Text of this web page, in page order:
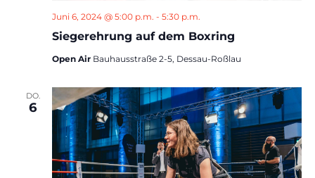
Siegerehrung auf dem Boxring
Juni 6, 2024 @ 5:00 p.m. - 5:30 p.m.
Open Air Bauhausstraße 2-5, Dessau-Roßlau
DO.
6